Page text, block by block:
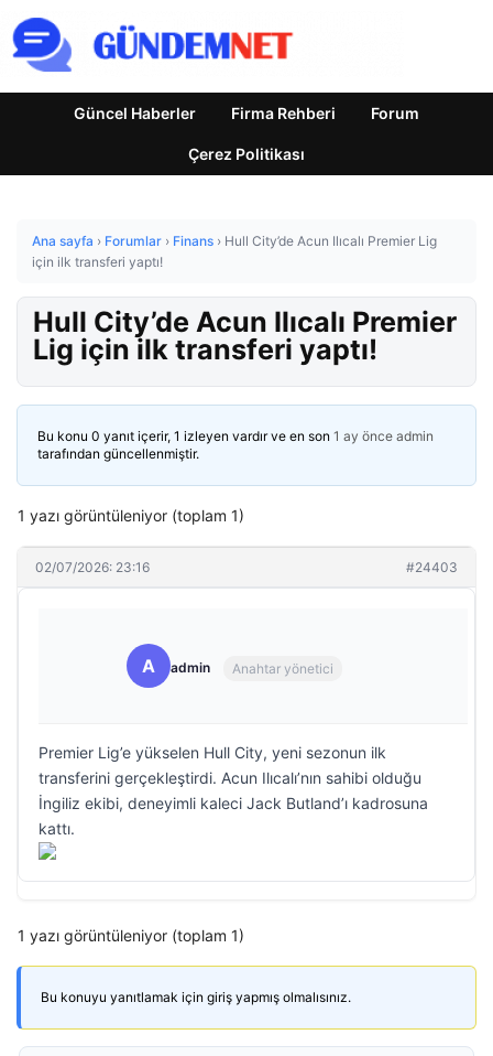
Güncel Haberler Firma Rehberi Forum
Çerez Politikası
Ana sayfa › Forumlar › Finans › Hull City’de Acun Ilıcalı Premier Lig
için ilk transferi yaptı!
Hull City’de Acun Ilıcalı Premier
Lig için ilk transferi yaptı!
Bu konu 0 yanıt içerir, 1 izleyen vardır ve en son 1 ay önce admin
tarafından güncellenmiştir.
1 yazı görüntüleniyor (toplam 1)
02/07/2026: 23:16 #24403
A admin Anahtar yönetici
Premier Lig’e yükselen Hull City, yeni sezonun ilk
transferini gerçekleştirdi. Acun Ilıcalı’nın sahibi olduğu
İngiliz ekibi, deneyimli kaleci Jack Butland’ı kadrosuna
kattı.
1 yazı görüntüleniyor (toplam 1)
Bu konuyu yanıtlamak için giriş yapmış olmalısınız.